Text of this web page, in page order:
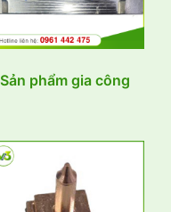
Sản phẩm gia công